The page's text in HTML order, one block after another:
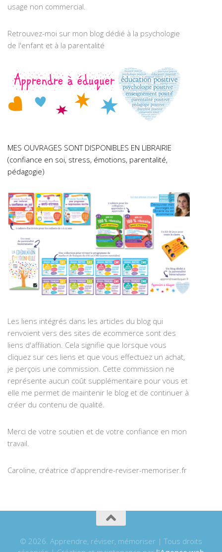
usage non commercial.
Retrouvez-moi sur mon blog dédié à la psychologie
de l'enfant et à la parentalité
MES OUVRAGES SONT DISPONIBLES EN LIBRAIRIE
(confiance en soi, stress, émotions, parentalité,
pédagogie)
Les liens intégrés dans les articles du blog qui
renvoient vers des sites de ecommerce sont des
liens d'affiliation. Cela signifie que lorsque vous
cliquez sur ces liens et que vous effectuez un achat,
je perçois une commission. Cette commission ne
représente aucun coût supplémentaire pour vous et
elle me permet de maintenir le blog et de continuer à
créer du contenu de qualité.
Merci de votre soutien et de votre confiance en mon
travail.
Caroline, créatrice d'apprendre-reviser-memoriser.fr
© 2026. Apprendre, réviser, mémoriser | Tous droits